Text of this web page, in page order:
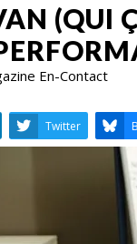
(QUI
En-Contact
LinkedIn